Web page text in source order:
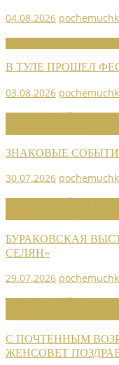
04.08.2026
В ТУЛЕ ПРОШЕЛ
03.08.2026
ЗНАКОВЫЕ
30.07.2026
БУРАКОВСКАЯ
СЕЛЯН»
29.07.2026
С ПОЧТЕННЫМ
ЖЕНСОВЕТ